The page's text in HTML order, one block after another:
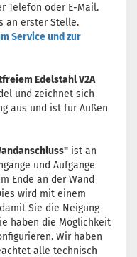
Telefon oder E-Mail.
an erster Stelle.
Service und zur
Edelstahl V2A
und zeichnet sich
aus und ist für Außen
ist an
und Aufgänge
Ende an der Wand
wird mit einem
Sie die Neigung
haben die Möglichkeit
Wir haben
alle technisch